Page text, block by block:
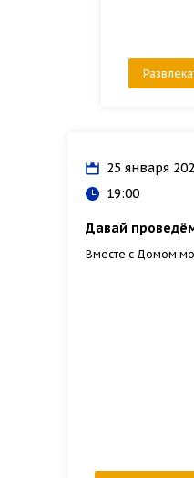
25 января
19:00
Давай
Вместе с Домом